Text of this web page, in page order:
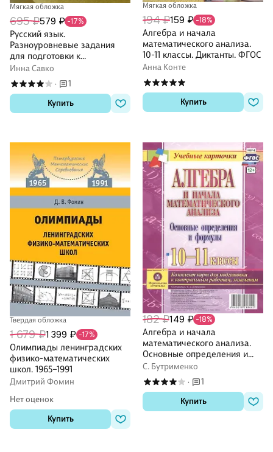
Мягкая обложка
695 ₽579 ₽ -17%
Русский язык.
Разноуровневые задания
для подготовки к
тестированию и олимпиадам
Инна Савко
·
1
Купить
Мягкая обложка
194 ₽159 ₽ -18%
Алгебра и начала
математического анализа.
10-11 классы. Диктанты. ФГОС
Анна Конте
Купить
Твердая обложка
1 679 ₽1 399 ₽ -17%
Олимпиады ленинградских
физико-математических
школ. 1965–1991
Дмитрий Фомин
Нет оценок
Купить
182 ₽149 ₽ -18%
Алгебра и начала
математического анализа.
Основные определения и
формулы. 10-11 классы.
подготовки к контрольным
работам, экзаменам
С. Бутрименко
·
1
Купить